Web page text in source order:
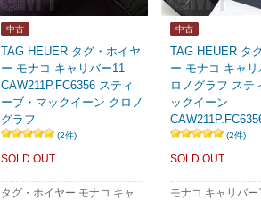
中古
TAG HEUER タグ・ホイヤ
ー モナコ キャリバー11
CAW211P.FC6356 スティ
ーブ・マックイーン クロノ
グラフ
(2件)
SOLD OUT
タグ・ホイヤー モナコ キャ
中古
TAG HEUER タ
ー モナコ キャリ
ロノグラフ ステ
ックイーン
(2件)
SOLD OUT
モナコ キャリバー